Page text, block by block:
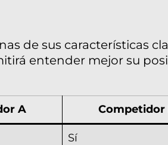
de sus características
entender mejor su
A Competidor
Sí